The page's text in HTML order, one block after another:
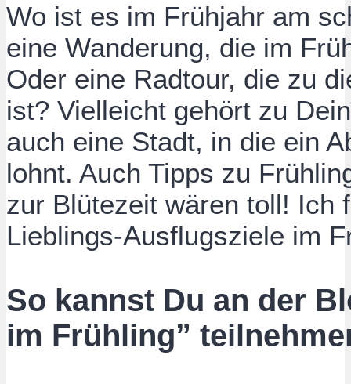
Wo ist es im Frühjahr am
eine Wanderung, die im
Oder eine Radtour, die zu
ist? Vielleicht gehört zu
auch eine Stadt, in die ein
lohnt. Auch Tipps zu
zur Blütezeit wären toll! Ich
Lieblings-Ausflugsziele im
So kannst Du an der
im Frühling”